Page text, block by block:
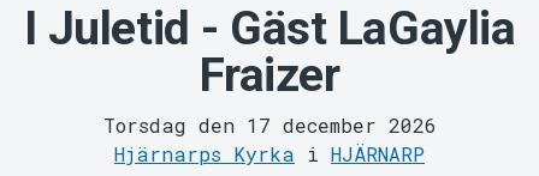
MyTickster
I Juletid - Gäst LaGaylia
Fraizer
Torsdag den 17 december 2026
Hjärnarps Kyrka i HJÄRNARP